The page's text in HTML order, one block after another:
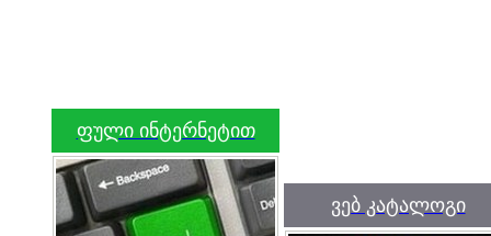
ფული ინტერნეტით
ვებ კატალოგი